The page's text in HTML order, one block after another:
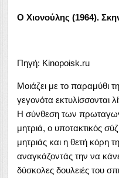
Ο Χιονούλης (1964).
Πηγή: Kinopoisk.ru
Μοιάζει με το παραμύθι
γεγονότα εκτυλίσσονται
Η σύνθεση των
μητριά, ο υποτακτικός
μητριάς και η θετή κόρη
αναγκάζοντάς την να
δύσκολες δουλειές του